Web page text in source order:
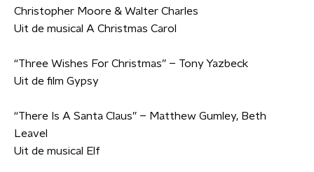
Christopher Moore & Walter Charles
Uit de musical A Christmas Carol
“Three Wishes For Christmas” – Tony Yazbeck
Uit de film Gypsy
“There Is A Santa Claus” – Matthew Gumley, Beth
Leavel
Uit de musical Elf